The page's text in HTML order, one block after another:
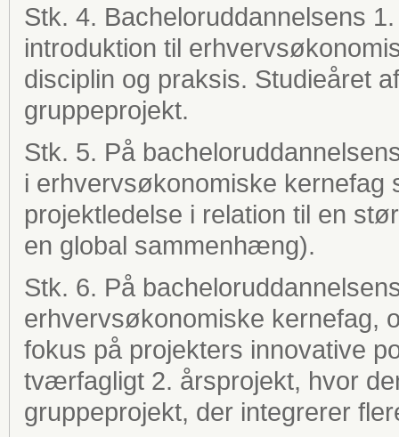
Stk. 4. Bacheloruddannelsens
introduktion til
disciplin og praksis. Studieåret
gruppeprojekt.
Stk. 5. På
i erhvervsøkonomiske
projektledelse i relation til en
en global sammenhæng).
Stk. 6. På
erhvervsøkonomiske kernefag,
fokus på projekters innovative
tværfagligt 2. årsprojekt, hvor
gruppeprojekt, der integrerer